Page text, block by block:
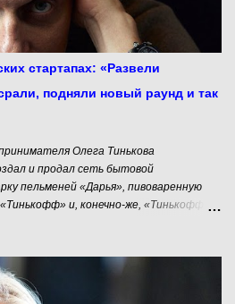
и обществе. Кевин Робертс о
как искусстве. Мы живем в
миром VUCA – нестабильном,
(VUCA – аббревиатура от
стартапах: «Развели
подняли новый раунд и так
Олега Тинькова
и продал сеть бытовой
пельменей «Дарья», пивоваренную
и, конечно-же, «Тинькофф
катается на велосипеде и
Вашему вниманию фрагмент
изданию «Секрет Фирмы».